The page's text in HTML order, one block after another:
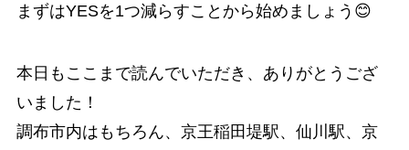
まずはYESを1つ減らすことから始めましょう😊
本日もここまで読んでいただき、ありがとうござ
いました！
調布市内はもちろん、京王稲田堤駅、仙川駅、京